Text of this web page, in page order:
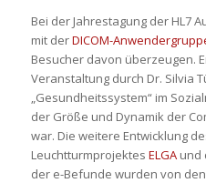
Bei der Jahrestagung der HL7
mit derDICOM-
Besucher davon überzeugen.
Veranstaltung durch Dr. Silvia
„Gesundheitssystem“ im
der Größe und Dynamik der
war. Die weitere Entwicklung
Leuchtturmprojektes ELGAund
der e-Befunde wurden von